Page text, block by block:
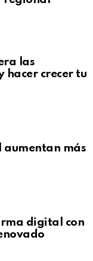
las
hacer crecer tu
aumentan más
digital con